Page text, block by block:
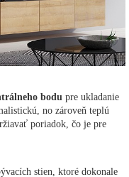
bodu pre ukladanie
no zároveň teplú
poriadok, čo je pre
stien, ktoré dokonale